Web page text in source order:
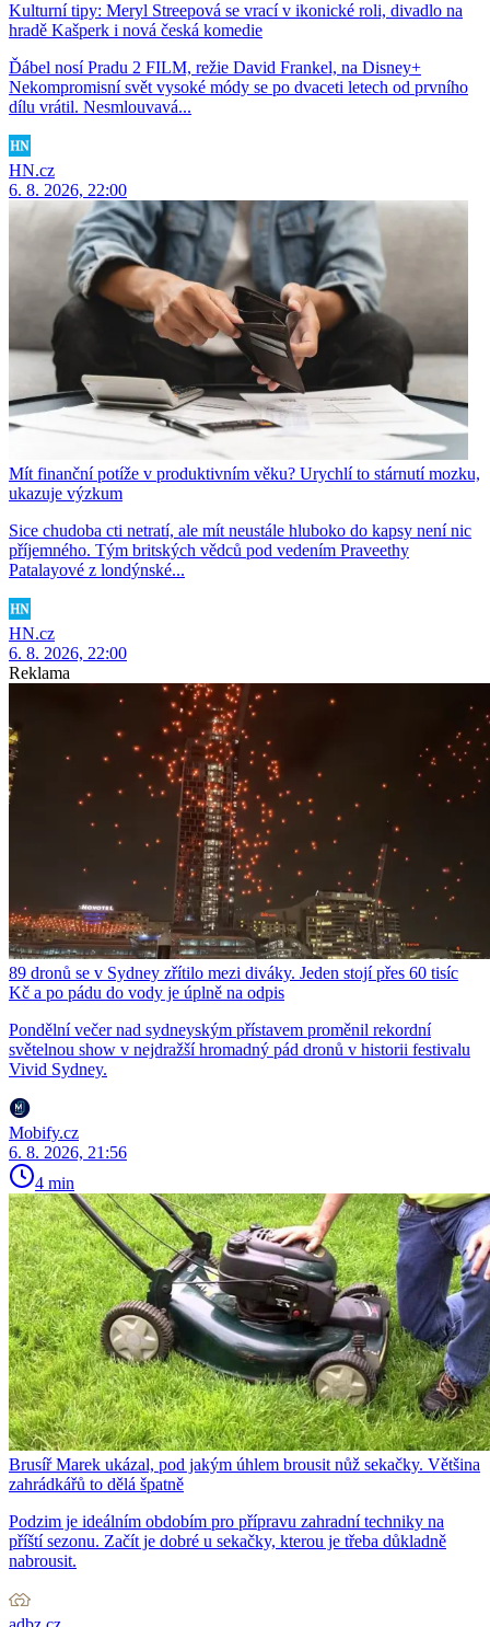
Kulturní tipy: Meryl Streepová se vrací v ikonické roli, divadlo na
hradě Kašperk i nová česká komedie
Ďábel nosí Pradu 2 FILM, režie David Frankel, na Disney+
Nekompromisní svět vysoké módy se po dvaceti letech od prvního
dílu vrátil. Nesmlouvavá...
HN.cz
6. 8. 2026, 22:00
Mít finanční potíže v produktivním věku? Urychlí to stárnutí mozku,
ukazuje výzkum
Sice chudoba cti netratí, ale mít neustále hluboko do kapsy není nic
příjemného. Tým britských vědců pod vedením Praveethy
Patalayové z londýnské...
HN.cz
6. 8. 2026, 22:00
Reklama
89 dronů se v Sydney zřítilo mezi diváky. Jeden stojí přes 60 tisíc
Kč a po pádu do vody je úplně na odpis
Pondělní večer nad sydneyským přístavem proměnil rekordní
světelnou show v nejdražší hromadný pád dronů v historii festivalu
Vivid Sydney.
Mobify.cz
6. 8. 2026, 21:56
4 min
Brusíř Marek ukázal, pod jakým úhlem brousit nůž sekačky. Většina
zahrádkářů to dělá špatně
Podzim je ideálním obdobím pro přípravu zahradní techniky na
příští sezonu. Začít je dobré u sekačky, kterou je třeba důkladně
nabrousit.